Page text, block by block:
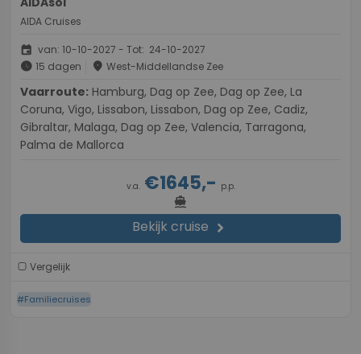
AIDA Cruises
event van: 10-10-2027 - Tot: 24-10-2027
schedule 15 dagen place West-Middellandse Zee
Vaarroute:
Coruna, Vigo, Lissabon, Lissabon, Dag op Zee, Cadiz,
Gibraltar, Malaga, Dag op Zee, Valencia, Tarragona,
Palma de Mallorca
v.a.€1645,- p.p.
directions_boat
Bekijk cruise chevron_right
Vergelijk
#Familiecruises